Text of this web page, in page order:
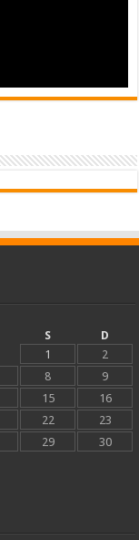
S
D
1
2
8
9
15
16
22
23
29
30